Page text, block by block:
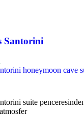
Santorini